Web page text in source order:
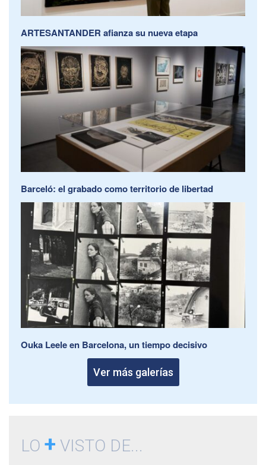
ARTESANTANDER afianza su nueva etapa
Barceló: el grabado como territorio de libertad
Ouka Leele en Barcelona, un tiempo decisivo
Ver más galerías
LO + VISTO DE...